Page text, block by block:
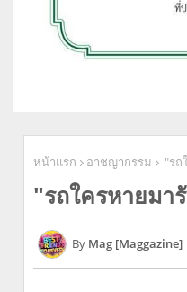
หน้าแรก อาชญากรรม "รถ
"รถใครหายมา
Mag [Maggazine]